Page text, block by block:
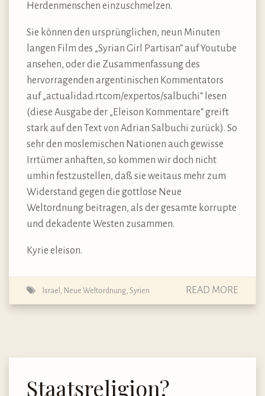
Herdenmenschen einzuschmelzen.
Sie können den ursprünglichen, neun Minuten
langen Film des „Syrian Girl Partisan“ auf Youtube
ansehen, oder die Zusammenfassung des
hervorragenden argentinischen Kommentators
auf „actualidad.rt.com/expertos/salbuchi“ lesen
(diese Ausgabe der „Eleison Kommentare“ greift
stark auf den Text von Adrian Salbuchi zurück). So
sehr den moslemischen Nationen auch gewisse
Irrtümer anhaften, so kommen wir doch nicht
umhin festzustellen, daß sie weitaus mehr zum
Widerstand gegen die gottlose Neue
Weltordnung beitragen, als der gesamte korrupte
und dekadente Westen zusammen.
Kyrie eleison.
Israel , Neue Weltordnung, Syrien READ MORE
Staatsreligion?